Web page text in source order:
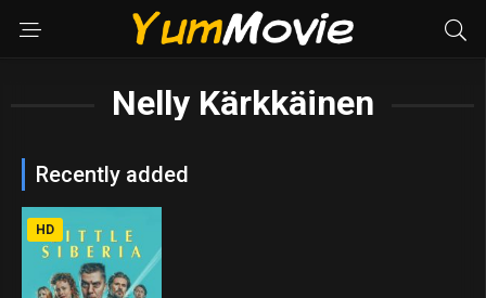
Nelly Kärkkäinen
Recently added
HD